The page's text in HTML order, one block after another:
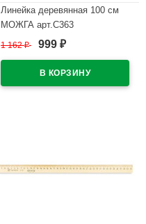
Линейка деревянная 100 см
МОЖГА арт.С363
В наличии
1 162₽ 999 ₽